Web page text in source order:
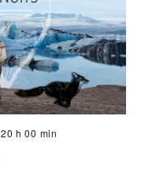
20 h 00 min